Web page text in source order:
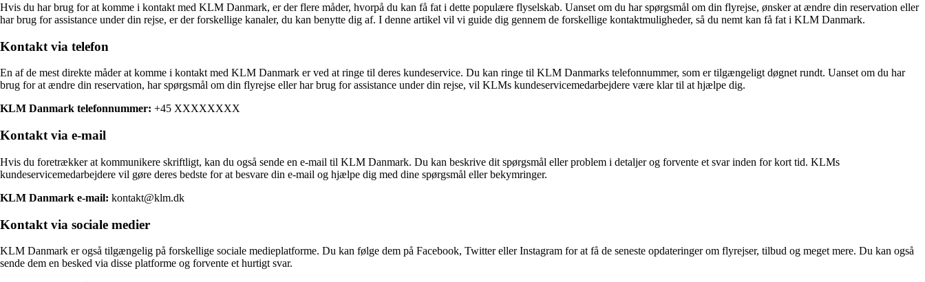
Hvis du har brug for at komme i kontakt med KLM Danmark, er der flere måder, hvorpå du kan få fat i dette populære flyselskab. Uanset om du har spørgsmål om din flyrejse, ønsker at ændre din reservation eller
har brug for assistance under din rejse, er der forskellige kanaler, du kan benytte dig af. I denne artikel vil vi guide dig gennem de forskellige kontaktmuligheder, så du nemt kan få fat i KLM Danmark.
Kontakt via telefon
En af de mest direkte måder at komme i kontakt med KLM Danmark er ved at ringe til deres kundeservice. Du kan ringe til KLM Danmarks telefonnummer, som er tilgængeligt døgnet rundt. Uanset om du har
brug for at ændre din reservation, har spørgsmål om din flyrejse eller har brug for assistance under din rejse, vil KLMs kundeservicemedarbejdere være klar til at hjælpe dig.
KLM Danmark telefonnummer: +45 XXXXXXXX
Kontakt via e-mail
Hvis du foretrækker at kommunikere skriftligt, kan du også sende en e-mail til KLM Danmark. Du kan beskrive dit spørgsmål eller problem i detaljer og forvente et svar inden for kort tid. KLMs
kundeservicemedarbejdere vil gøre deres bedste for at besvare din e-mail og hjælpe dig med dine spørgsmål eller bekymringer.
KLM Danmark e-mail: kontakt@klm.dk
Kontakt via sociale medier
KLM Danmark er også tilgængelig på forskellige sociale medieplatforme. Du kan følge dem på Facebook, Twitter eller Instagram for at få de seneste opdateringer om flyrejser, tilbud og meget mere. Du kan også
sende dem en besked via disse platforme og forvente et hurtigt svar.